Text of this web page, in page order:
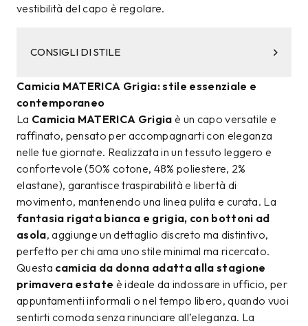
vestibilità del capo è regolare.
CONSIGLI DI STILE
Camicia MATERICA Grigia: stile essenziale e
contemporaneo
La Camicia MATERICA Grigia è un capo versatile e
raffinato, pensato per accompagnarti con eleganza
nelle tue giornate. Realizzata in un tessuto leggero e
confortevole (50% cotone, 48% poliestere, 2%
elastane), garantisce traspirabilità e libertà di
movimento, mantenendo una linea pulita e curata. La
fantasia rigata bianca e grigia, con bottoni ad
asola, aggiunge un dettaglio discreto ma distintivo,
perfetto per chi ama uno stile minimal ma ricercato.
Questa camicia da donna adatta alla stagione
primavera estate è ideale da indossare in ufficio, per
appuntamenti informali o nel tempo libero, quando vuoi
sentirti comoda senza rinunciare all’eleganza. La